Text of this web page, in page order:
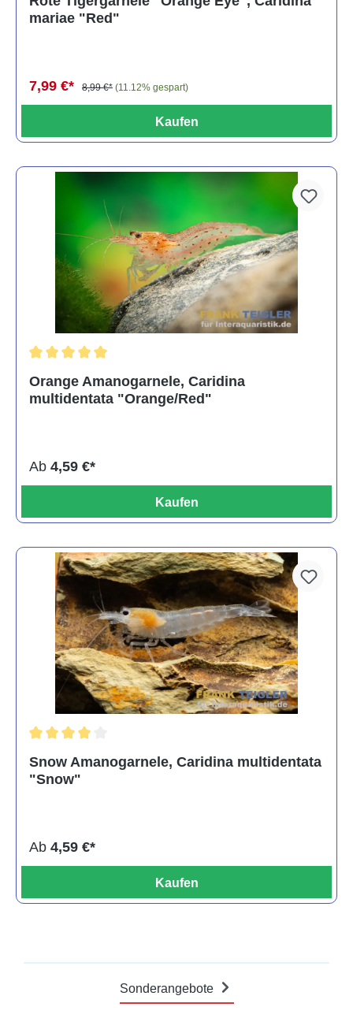
mariae "Red"
7,99 €* 8,99 €* (11.12% gespart)
Kaufen
Orange Amanogarnele, Caridina
multidentata "Orange/Red"
Ab 4,59 €*
Kaufen
Snow Amanogarnele, Caridina multidentata
"Snow"
Ab 4,59 €*
Kaufen
Sonderangebote